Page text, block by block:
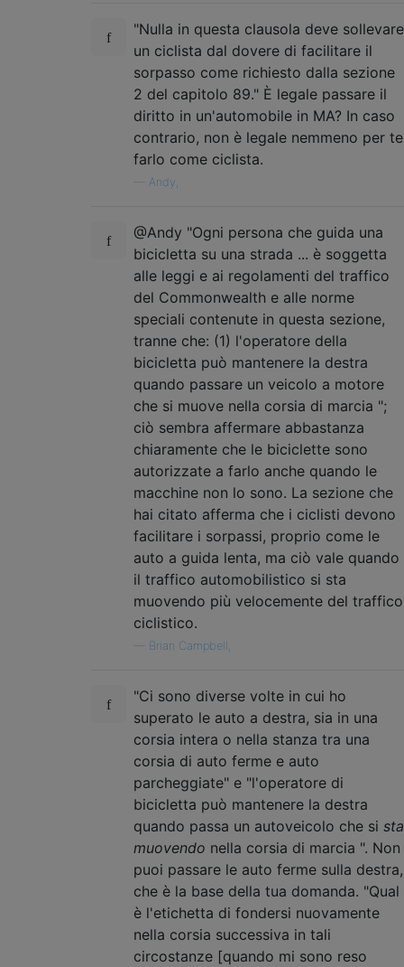
"Nulla in questa clausola deve sollevare
un ciclista dal dovere di facilitare il
sorpasso come richiesto dalla sezione
2 del capitolo 89." È legale passare il
diritto in un'automobile in MA? In caso
contrario, non è legale nemmeno per te
farlo come ciclista.
Andy,
@Andy "Ogni persona che guida una
bicicletta su una strada ... è soggetta
alle leggi e ai regolamenti del traffico
del Commonwealth e alle norme
speciali contenute in questa sezione,
tranne che: (1) l'operatore della
bicicletta può mantenere la destra
quando passare un veicolo a motore
che si muove nella corsia di marcia ";
ciò sembra affermare abbastanza
chiaramente che le biciclette sono
autorizzate a farlo anche quando le
macchine non lo sono. La sezione che
hai citato afferma che i ciclisti devono
facilitare i sorpassi, proprio come le
auto a guida lenta, ma ciò vale quando
il traffico automobilistico si sta
muovendo più velocemente del traffico
ciclistico.
Brian Campbell,
"Ci sono diverse volte in cui ho
superato le auto a destra, sia in una
corsia intera o nella stanza tra una
corsia di auto ferme e auto
parcheggiate" e "l'operatore di
bicicletta può mantenere la destra
quando passa un autoveicolo che si sta
muovendo nella corsia di marcia ". Non
puoi passare le auto ferme sulla destra,
che è la base della tua domanda. "Qual
è l'etichetta di fondersi nuovamente
nella corsia successiva in tali
circostanze [quando mi sono reso